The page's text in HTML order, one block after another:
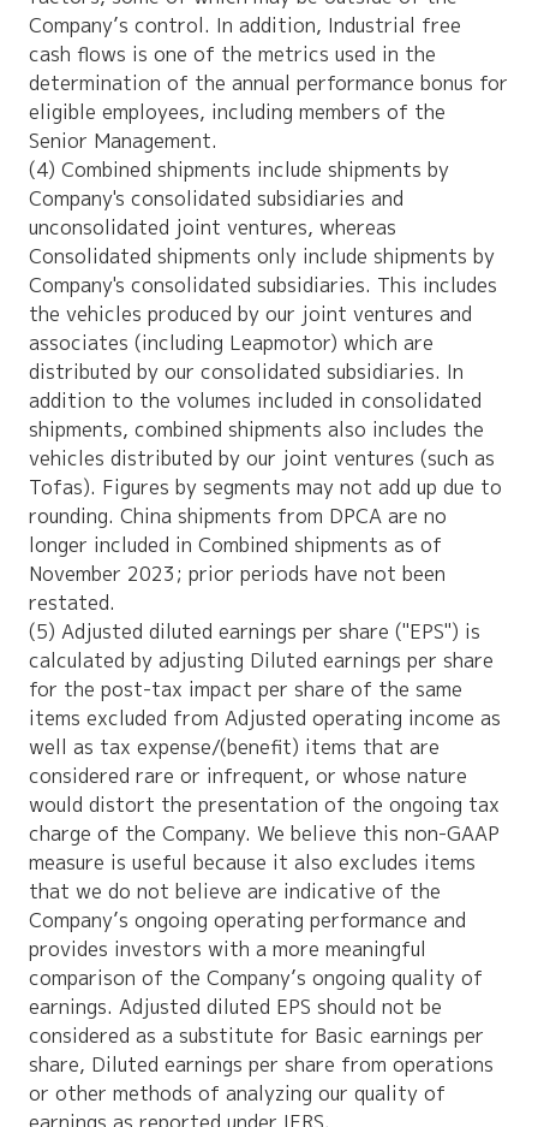
Company’s control. In addition, Industrial free
cash flows is one of the metrics used in the
determination of the annual performance bonus for
eligible employees, including members of the
Senior Management.
(4) Combined shipments include shipments by
Company's consolidated subsidiaries and
unconsolidated joint ventures, whereas
Consolidated shipments only include shipments by
Company's consolidated subsidiaries. This includes
the vehicles produced by our joint ventures and
associates (including Leapmotor) which are
distributed by our consolidated subsidiaries. In
addition to the volumes included in consolidated
shipments, combined shipments also includes the
vehicles distributed by our joint ventures (such as
Tofas). Figures by segments may not add up due to
rounding. China shipments from DPCA are no
longer included in Combined shipments as of
November 2023; prior periods have not been
restated.
(5) Adjusted diluted earnings per share ("EPS") is
calculated by adjusting Diluted earnings per share
for the post-tax impact per share of the same
items excluded from Adjusted operating income as
well as tax expense/(benefit) items that are
considered rare or infrequent, or whose nature
would distort the presentation of the ongoing tax
charge of the Company. We believe this non-GAAP
measure is useful because it also excludes items
that we do not believe are indicative of the
Company’s ongoing operating performance and
provides investors with a more meaningful
comparison of the Company’s ongoing quality of
earnings. Adjusted diluted EPS should not be
considered as a substitute for Basic earnings per
share, Diluted earnings per share from operations
or other methods of analyzing our quality of